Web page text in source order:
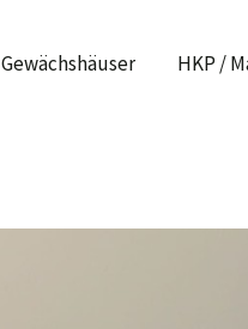
Gewächshäuser HKP /